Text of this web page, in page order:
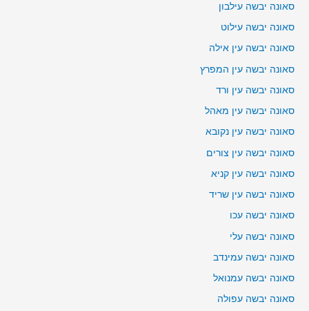
סאונה יבשה עילבון
סאונה יבשה עילוט
סאונה יבשה עין אילה
סאונה יבשה עין המפרץ
סאונה יבשה עין ורד
סאונה יבשה עין מאהל
סאונה יבשה עין נקובא
סאונה יבשה עין צורים
סאונה יבשה עין קניא
סאונה יבשה עין שריד
סאונה יבשה עכו
סאונה יבשה עלי
סאונה יבשה עמינדב
סאונה יבשה עמנואל
סאונה יבשה עפולה